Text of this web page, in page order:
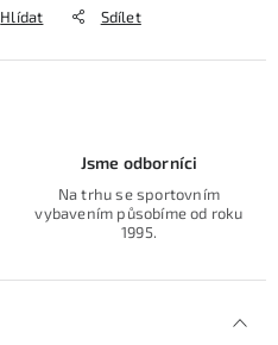
Hlídat Sdílet
Jsme odborníci
Na trhu se sportovním
vybavením působíme od roku
1995.